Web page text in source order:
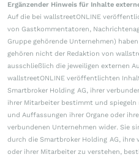
Ergänzender Hinweis für Inhalte
Auf die bei wallstreetONLINE
von Gastkommentatoren,
Gruppe gehörende Unternehmen)
gehören nicht der Redaktion von
ausschließlich die jeweiligen externen
wallstreetONLINE veröffentlichten
Smartbroker Holding AG, ihrer
ihrer Mitarbeiter bestimmt und
und Auffassungen ihrer Organe oder
verbundenen Unternehmen wider. Sie
durch die Smartbroker Holding AG, ihre
oder ihrer Mitarbeiter zu verstehen,